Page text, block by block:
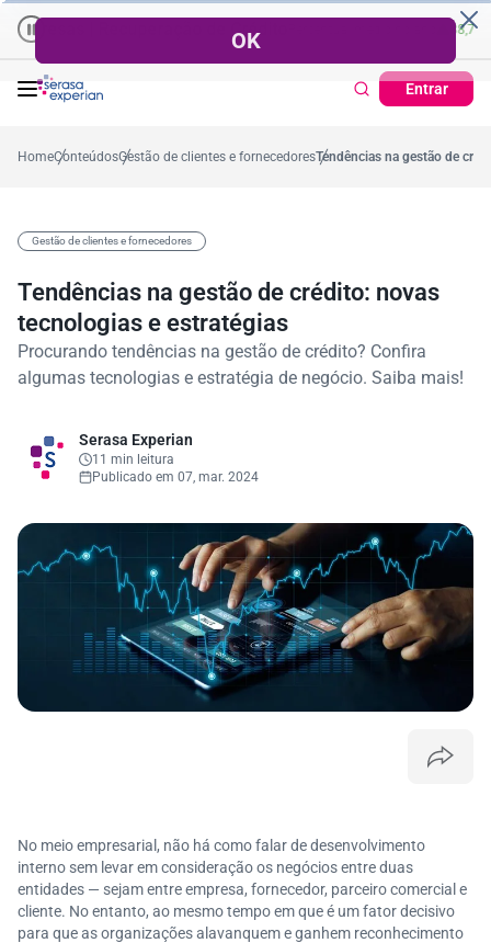
| Recuperação de Crédito Percentual
Entrar
Percentual no mês Cartão de Crédito | Cadastro
HomeConteúdosGestão de clientes e fornecedoresTendências na gestão de
Gestão de clientes e fornecedores
Tendências na gestão de crédito: novas
tecnologias e estratégias
Procurando tendências na gestão de crédito? Confira
algumas tecnologias e estratégia de negócio. Saiba mais!
Serasa Experian
11 min leitura
Publicado em 07, mar. 2024
No meio empresarial, não há como falar de desenvolvimento
interno sem levar em consideração os negócios entre duas
entidades — sejam entre empresa, fornecedor, parceiro comercial e
cliente. No entanto, ao mesmo tempo em que é um fator decisivo
para que as organizações alavanquem e ganhem reconhecimento